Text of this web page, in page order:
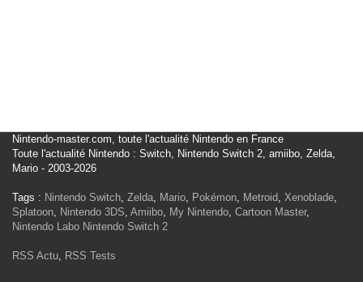
Nintendo-master.com, toute l'actualité Nintendo en France
Toute l'actualité Nintendo : Switch, Nintendo Switch 2, amiibo, Zelda,
Mario - 2003-2026
Tags : Nintendo Switch, Zelda, Mario, Pokémon, Metroid, Xenoblade,
Splatoon, Nintendo 3DS, Amiibo, My Nintendo, Cartoon Master,
Nintendo Labo Nintendo Switch 2
RSS Actu, RSS Tests